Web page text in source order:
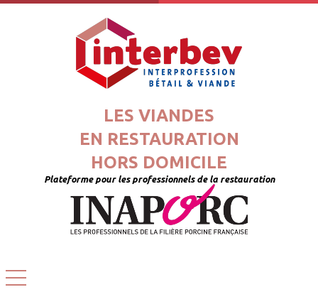
LES VIANDES
EN RESTAURATION
HORS DOMICILE
Plateforme pour les professionnels de la restauration